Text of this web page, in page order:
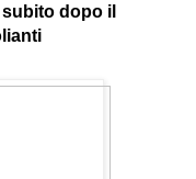
dopo il